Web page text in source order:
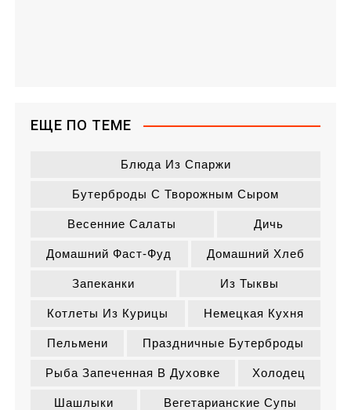
ЕЩЕ ПО ТЕМЕ
Блюда Из Спаржи
Бутерброды С Творожным Сыром
Весенние Салаты Дичь
Домашний Фаст-Фуд Домашний Хлеб
Запеканки Из Тыквы
Котлеты Из Курицы Немецкая Кухня
Пельмени Праздничные Бутерброды
Рыба Запеченная В Духовке Холодец
Шашлыки Вегетарианские Супы